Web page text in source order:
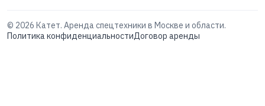
© 2026 Катет. Аренда спецтехники в Москве и области.
Политика конфиденциальностиДоговор аренды